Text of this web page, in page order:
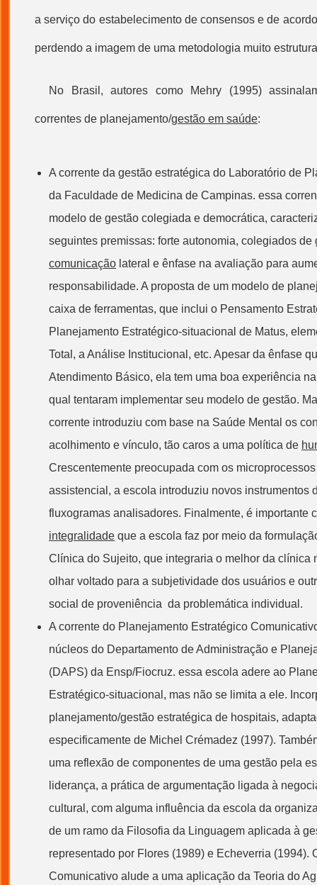
a serviço do estabelecimento de consensos e de
perdendo a imagem de uma metodologia muito
No Brasil, autores como Mehry (1995)
correntes de planejamento/gestão em saúde:
A corrente da gestão estratégica do Laboratório de
da Faculdade de Medicina de Campinas. essa
modelo de gestão colegiada e democrática,
seguintes premissas: forte autonomia, colegiados de
comunicação lateral e ênfase na avaliação para
responsabilidade. A proposta de um modelo de
caixa de ferramentas, que inclui o Pensamento
Planejamento Estratégico-situacional de Matus,
Total, a Análise Institucional, etc. Apesar da ênfase
Atendimento Básico, ela tem uma boa experiência
qual tentaram implementar seu modelo de gestão.
corrente introduziu com base na Saúde Mental os
acolhimento e vínculo, tão caros a uma política de
Crescentemente preocupada com os
assistencial, a escola introduziu novos instrumentos
fluxogramas analisadores. Finalmente, é importante
integralidade que a escola faz por meio da
Clínica do Sujeito, que integraria o melhor da clínica
olhar voltado para a subjetividade dos usuários e
social de proveniência da problemática individual.
A corrente do Planejamento Estratégico
núcleos do Departamento de Administração e
(DAPS) da Ensp/Fiocruz. essa escola adere ao
Estratégico-situacional, mas não se limita a ele.
planejamento/gestão estratégica de hospitais,
especificamente de Michel Crémadez (1997).
uma reflexão de componentes de uma gestão pela
liderança, a prática de argumentação ligada à
cultural, com alguma influência da escola da
de um ramo da Filosofia da Linguagem aplicada à
representado por Flores (1989) e Echeverria (1994).
Comunicativo alude a uma aplicação da Teoria do